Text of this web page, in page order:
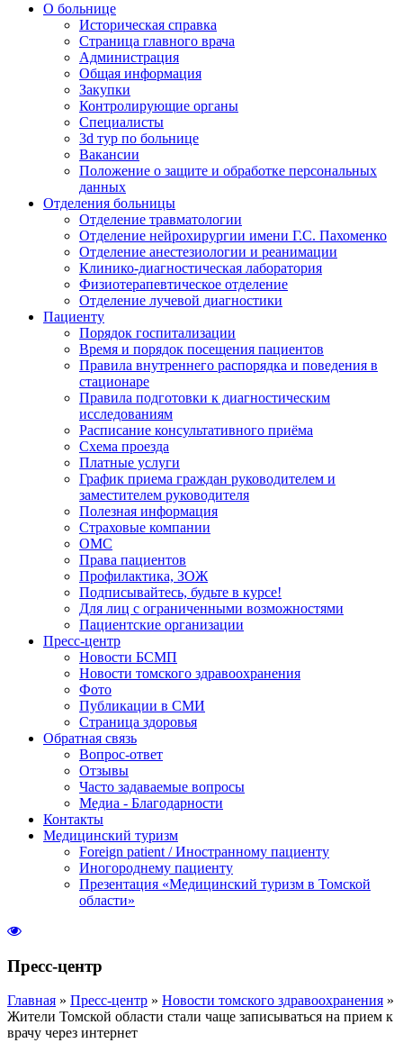
О больнице
Историческая справка
Страница главного врача
Администрация
Общая информация
Закупки
Контролирующие органы
Специалисты
3d тур по больнице
Вакансии
Положение о защите и обработке персональных
данных
Отделения больницы
Отделение травматологии
Отделение нейрохирургии имени Г.С. Пахоменко
Отделение анестезиологии и реанимации
Клинико-диагностическая лаборатория
Физиотерапевтическое отделение
Отделение лучевой диагностики
Пациенту
Порядок госпитализации
Время и порядок посещения пациентов
Правила внутреннего распорядка и поведения в
стационаре
Правила подготовки к диагностическим
исследованиям
Расписание консультативного приёма
Схема проезда
Платные услуги
График приема граждан руководителем и
заместителем руководителя
Полезная информация
Страховые компании
ОМС
Права пациентов
Профилактика, ЗОЖ
Подписывайтесь, будьте в курсе!
Для лиц с ограниченными возможностями
Пациентские организации
Пресс-центр
Новости БСМП
Новости томского здравоохранения
Фото
Публикации в СМИ
Страница здоровья
Обратная связь
Вопрос-ответ
Отзывы
Часто задаваемые вопросы
Медиа - Благодарности
Контакты
Медицинский туризм
Foreign patient / Иностранному пациенту
Иногороднему пациенту
Презентация «Медицинский туризм в Томской
области»
Пресс-центр
Главная » Пресс-центр » Новости томского здравоохранения »
Жители Томской области стали чаще записываться на прием к
врачу через интернет